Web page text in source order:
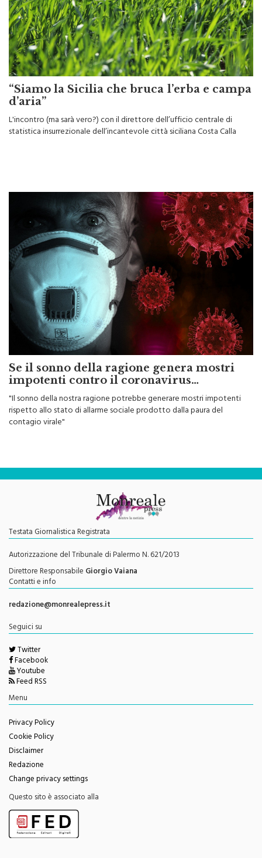
“Siamo la Sicilia che bruca l’erba e campa
d’aria”
Se il sonno della ragione genera mostri
impotenti contro il coronavirus…
"Il sonno della nostra ragione potrebbe generare mostri impotenti
Testata Giornalistica Registrata
Autorizzazione del Tribunale di Palermo N. 621/2013
Direttore Responsabile
Giorgio Vaiana
Contatti e info
redazione@monrealepress.it
Seguici su
Twitter
Facebook
Youtube
Feed RSS
Menu
Privacy Policy
Cookie Policy
Disclaimer
Redazione
Change privacy settings
Questo sito è associato alla